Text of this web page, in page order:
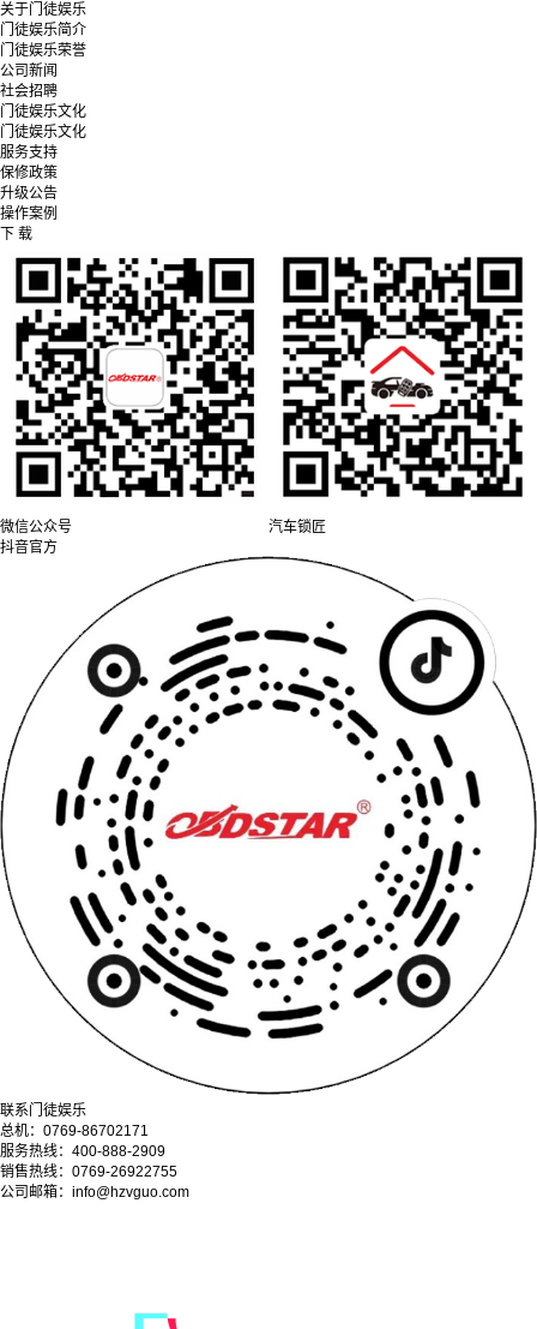
关于门徒娱乐
门徒娱乐简介
门徒娱乐荣誉
公司新闻
社会招聘
门徒娱乐文化
门徒娱乐文化
服务支持
保修政策
升级公告
操作案例
下 载
微信公众号
抖音官方
汽车锁匠
联系门徒娱乐
总机：0769-86702171
服务热线：400-888-2909
销售热线：0769-26922755
公司邮箱：info@hzvguo.com